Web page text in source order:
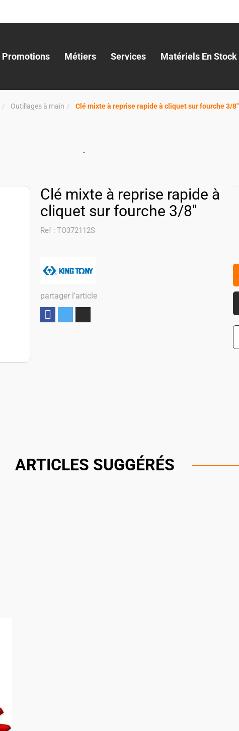
Promotions Métiers Services Matériels En Stock
Outillages à main Clé mixte à reprise rapide à cliquet sur fourche 3/8"
Clé mixte à reprise rapide à
cliquet sur fourche 3/8"
Ref : TO372112S
partager l'article
ARTICLES SUGGÉRÉS